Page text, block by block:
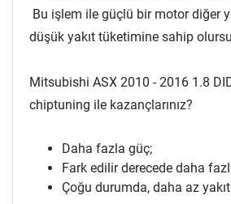
Bu işlem ile güçlü bir motor diğer
düşük yakıt tüketimine sahip
Mitsubishi ASX 2010 - 2016 1.8
chiptuning ile kazançlarınız?
Daha fazla güç;
Fark edilir derecede daha
Çoğu durumda, daha az